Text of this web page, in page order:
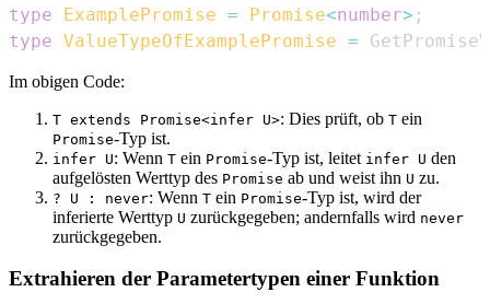
type
ExamplePromise = Promise<number> ;
type ValueTypeOfExamplePromise =
Im obigen Code:
T extends Promise<infer U>: Dies prüft, ob T ein
Promise-Typ ist.
infer U: Wenn T ein Promise-Typ ist, leitet infer U den
aufgelösten Werttyp des Promise ab und weist ihn U zu.
? U : never: Wenn T ein Promise-Typ ist, wird der
inferierte Werttyp U zurückgegeben; andernfalls wird never
zurückgegeben.
Extrahieren der Parametertypen einer Funktion